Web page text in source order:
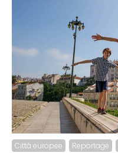
Città europee Reportage